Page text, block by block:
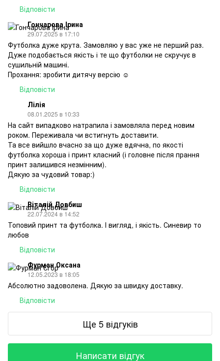
Відповісти
Гончарова Ірина
29.07.2025 в 17:10
Футболка дуже крута. Замовляю у вас уже не перший раз.
Дуже подобається якість і те що футболки не скручує в
сушильній машині.
Прохання: зробити дитячу версію ☺️
Відповісти
Лілія
08.01.2025 в 10:33
На сайт випадково натрапила і замовляла перед новим
роком. Переживала чи встигнуть доставити.
Та все вийшло вчасно за що дуже вдячна, по якості
футболка хороша і принт класний (і головне після прання
принт залишився незмінним).
Дякую за чудовий товар:)
Відповісти
Віталій Довбиш
22.07.2024 в 14:52
Топовий принт та футболка. І вигляд, і якість. Синевир то
любов
Відповісти
Фурман Оксана
12.05.2023 в 18:05
Абсолютно задоволена. Дякую за швидку доставку.
Відповісти
Ще 5 відгуків
Написати відгук